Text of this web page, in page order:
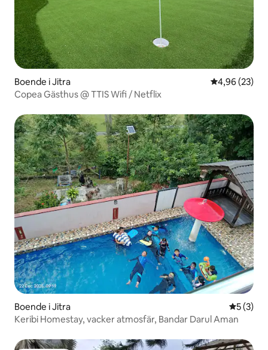
Boende i Jitra 4,96 av 5 i
4,96 (23)
Copea Gästhus @ TTIS Wifi / Netflix
Boende i Jitra 5 av 5 i
5 (3)
Keribi Homestay, vacker atmosfär, Bandar Darul Aman